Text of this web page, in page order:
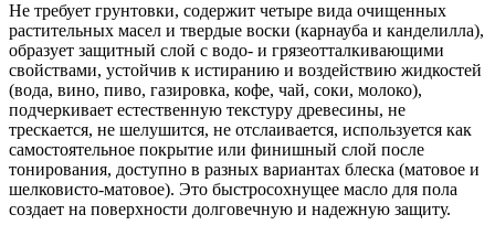
Не требует грунтовки, содержит четыре вида очищенных
растительных масел и твердые воски (карнауба и канделилла),
образует защитный слой с водо- и грязеотталкивающими
свойствами, устойчив к истиранию и воздействию жидкостей
(вода, вино, пиво, газировка, кофе, чай, соки, молоко),
подчеркивает естественную текстуру древесины, не
трескается, не шелушится, не отслаивается, используется как
самостоятельное покрытие или финишный слой после
тонирования, доступно в разных вариантах блеска (матовое и
шелковисто-матовое). Это быстросохнущее масло для пола
создает на поверхности долговечную и надежную защиту.